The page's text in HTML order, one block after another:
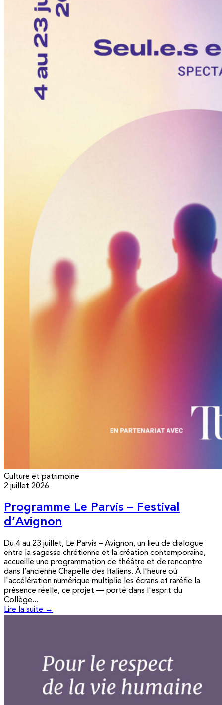
Culture et patrimoine
2 juillet 2026
Programme Le Parvis – Festival
d’Avignon
Du 4 au 23 juillet, Le Parvis – Avignon, un lieu de dialogue
entre la sagesse chrétienne et la création contemporaine,
accueille une programmation de théâtre et de rencontre
dans l’ancienne Chapelle des Italiens. À l'heure où
l'accélération numérique multiplie les écrans et raréfie la
présence réelle, ce projet — porté dans l'esprit du
Collège...
Lire la suite →